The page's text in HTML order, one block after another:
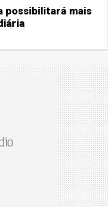
possibilitará mais